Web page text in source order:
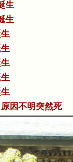
生
生
因不明突然死